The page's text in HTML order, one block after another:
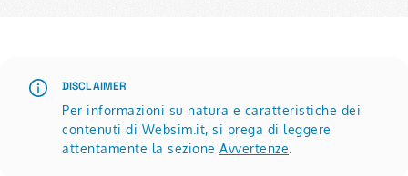
DISCLAIMER
Per informazioni su natura e caratteristiche dei
contenuti di Websim.it, si prega di leggere
attentamente la sezione Avvertenze